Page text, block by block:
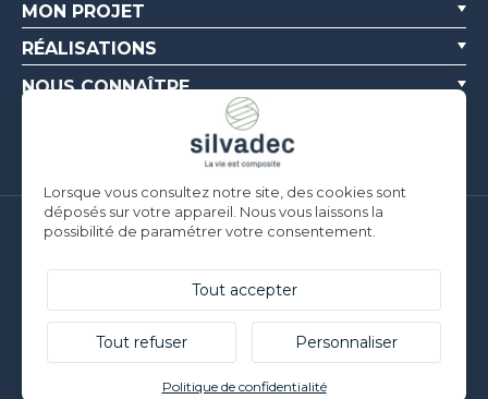
MON PROJET
RÉALISATIONS
NOUS CONNAÎTRE
Silvadec France
F-56190 ARZAL |T. +33 (0)2 97 450 900
Silvadec Deutschland
Ludwig-Erhard-Straße 3
© Silvadec - Tous droits réservés - Photos non contractuelles
Lorsque vous consultez notre site, des cookies sont
déposés sur votre appareil. Nous vous laissons la
possibilité de paramétrer votre consentement.
Tout accepter
Tout refuser Personnaliser
Politique de confidentialité